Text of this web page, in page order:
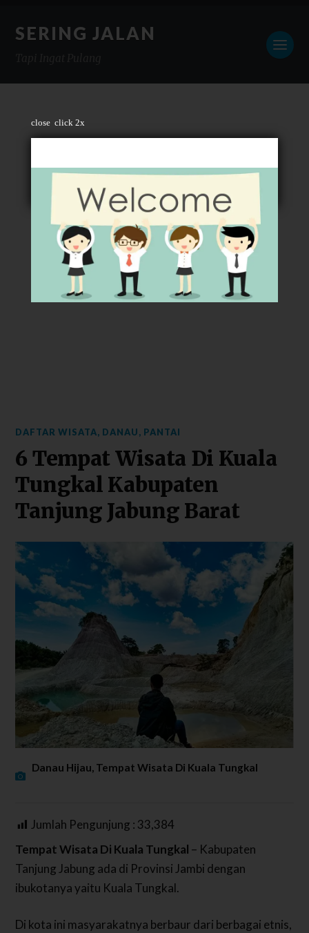
close click 2x
SERING JALAN
DAFTAR WISATA, DANAU, PANTAI
6 Tempat Wisata Di Kuala
Tungkal Kabupaten
Tanjung Jabung Barat
Danau Hijau, Tempat Wisata Di Kuala Tungkal
Jumlah Pengunjung : 33,384
Tempat Wisata Di Kuala Tungkal – Kabupaten
Tanjung Jabung ada di Provinsi Jambi dengan
ibukotanya yaitu Kuala Tungkal.
Di kota ini masyarakatnya berbaur dari berbagai etnis,